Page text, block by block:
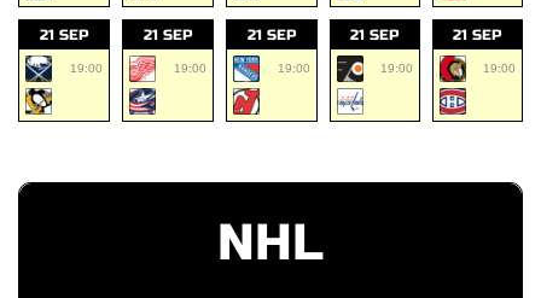
21 SEP
19:00
21 SEP
19:00
21 SEP
19:00
21 SEP
19:00
21 SEP
19:00
NHL